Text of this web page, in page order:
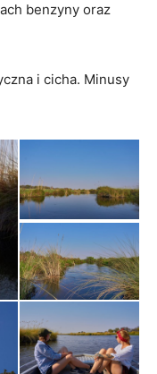
benzyny oraz
i cicha. Minusy